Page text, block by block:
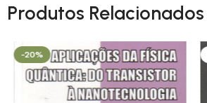
Produtos Relacionados
-20%